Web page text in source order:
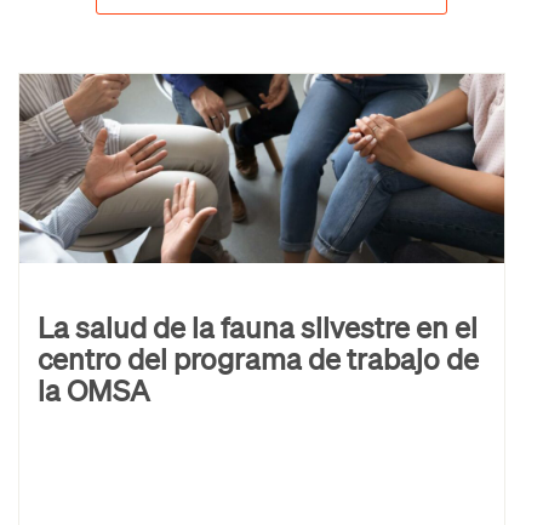
La salud de la fauna silvestre en el
centro del programa de trabajo de
la OMSA